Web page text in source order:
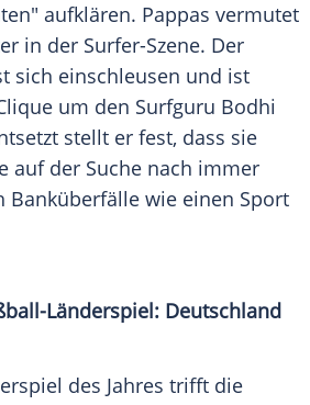
aufklären. Pappas vermutet
in der Surfer-Szene. Der
sich einschleusen und ist
um den Surfguru Bodhi
stellt er fest, dass sie
auf der Suche nach immer
Banküberfälle wie einen Sport
Länderspiel: Deutschland
des Jahres trifft die